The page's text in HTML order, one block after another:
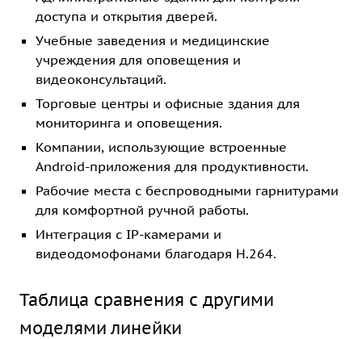
доступа и открытия дверей.
Учебные заведения и медицинские
учреждения для оповещения и
видеоконсультаций.
Торговые центры и офисные здания для
мониторинга и оповещения.
Компании, использующие встроенные
Android-приложения для продуктивности.
Рабочие места с беспроводными гарнитурами
для комфортной ручной работы.
Интеграция с IP-камерами и
видеодомофонами благодаря H.264.
Таблица сравнения с другими
моделями линейки